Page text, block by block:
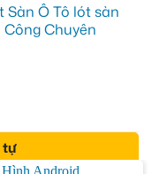
Sàn Ô Tô lót sàn
Chuyên
tự